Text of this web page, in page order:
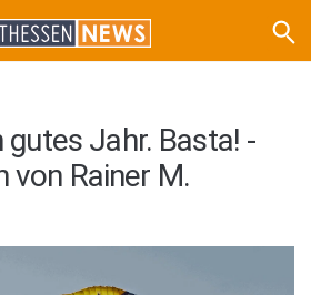
Jahr. Basta! -
von Rainer M.